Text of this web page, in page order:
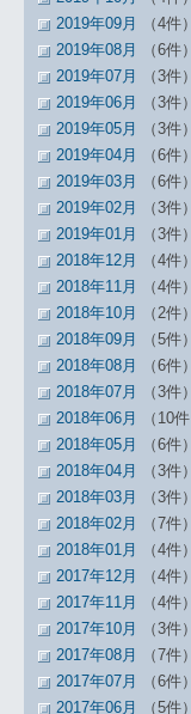
2019年09月
（4件）
2019年08月
（6件）
2019年07月
（3件）
2019年06月
（3件）
2019年05月
（3件）
2019年04月
（6件）
2019年03月
（6件）
2019年02月
（3件）
2019年01月
（3件）
2018年12月
（4件）
2018年11月
（4件）
2018年10月
（2件）
2018年09月
（5件）
2018年08月
（6件）
2018年07月
（3件）
2018年06月
（10件
2018年05月
（6件）
2018年04月
（3件）
2018年03月
（3件）
2018年02月
（7件）
2018年01月
（4件）
2017年12月
（4件）
2017年11月
（4件）
2017年10月
（3件）
2017年08月
（7件）
2017年07月
（6件）
2017年06月
（5件）